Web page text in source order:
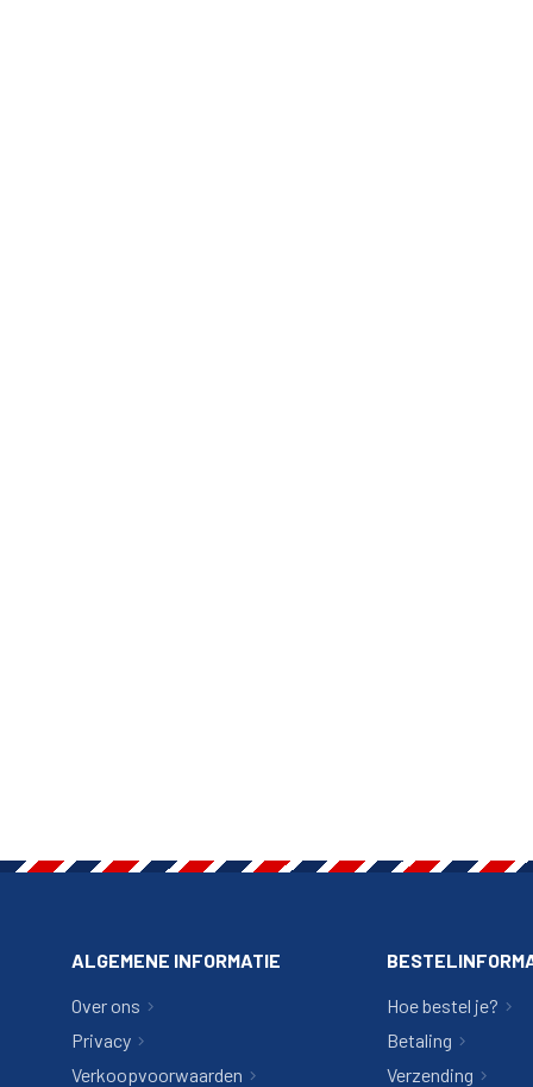
ALGEMENE INFORMATIE
Over ons
Privacy
Verkoopvoorwaarden
Hoe bestel je?
Betaling
Verzending